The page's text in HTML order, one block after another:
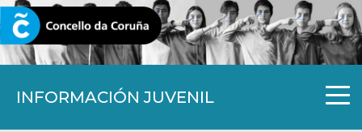
INFORMACIÓN JUVENIL
CORUNA.GAL